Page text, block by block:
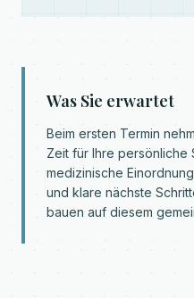
Was Sie erwartet
Beim ersten Termin
Zeit für Ihre persönliche
medizinische
und klare nächste
bauen auf diesem